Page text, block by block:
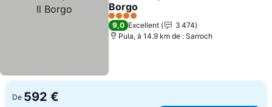
Borgo
4 Étoiles
9,0 Excellent
3 474
Pula, à 14.9 km de : Sarroch
De 592 €